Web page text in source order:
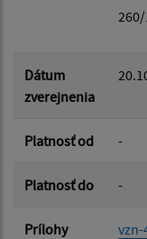
Dátum
zverejnenia
Platnosť od -
Platnosť do -
Prílohy